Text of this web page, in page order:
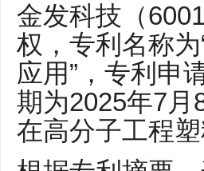
金发科技（
权，专利名称
应用”，专利申
期为2025年7
在高分子工程